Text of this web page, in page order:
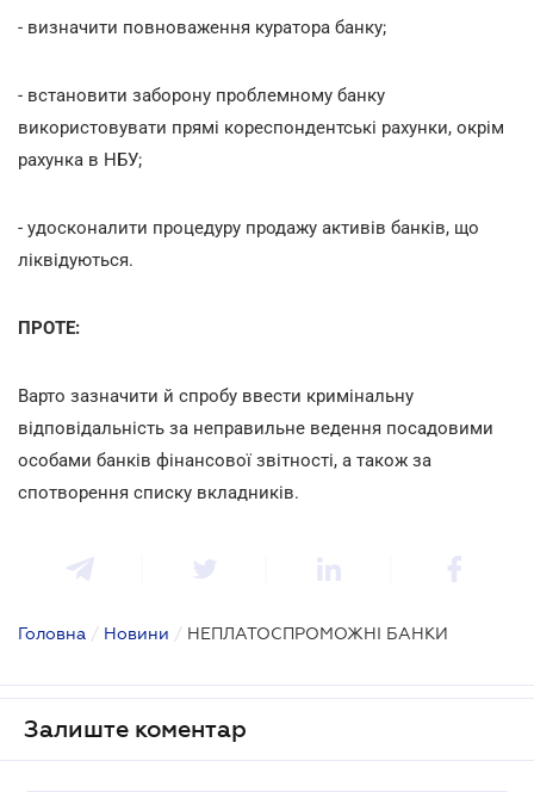
- визначити повноваження куратора банку;
- встановити заборону проблемному банку
використовувати прямі кореспондентські рахунки, окрім
рахунка в НБУ;
- удосконалити процедуру продажу активів банків, що
ліквідуються.
ПРОТЕ:
Варто зазначити й спробу ввести кримінальну
відповідальність за неправильне ведення посадовими
особами банків фінансової звітності, а також за
спотворення списку вкладників.
Головна / Новини / НЕПЛАТОСПРОМОЖНІ БАНКИ
Залиште коментар